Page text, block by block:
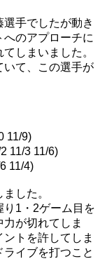
手でしたが動き
のアプローチに
しまいました。
いて、この選手が
11/9)
11/3 11/6)
11/4)
した。
1・2ゲーム目を
が切れてしま
トを許してしま
イブを打つこと